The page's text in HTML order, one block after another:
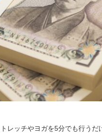
レッチやヨガを5分でも行う